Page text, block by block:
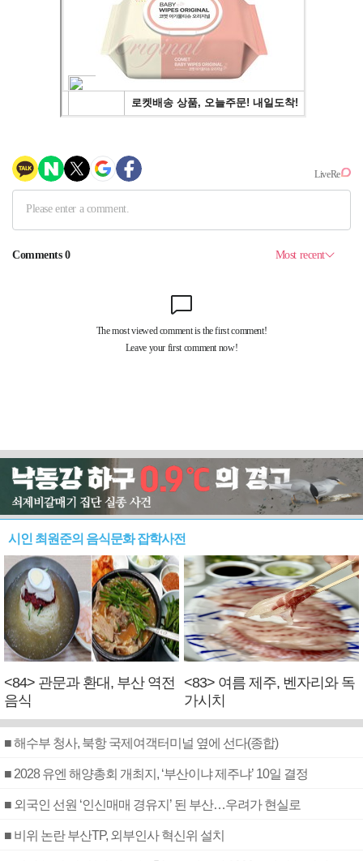
시인 최원준의 음식문화 잡학사전
<84> 관문과 환대, 부산 역전
음식
<83> 여름 제주, 벤자리와 독
가시치
■ 해수부 청사, 북항 국제여객터미널 옆에 선다(종합)
■ 2028 유엔 해양총회 개최지, ‘부산이냐 제주냐’ 10일 결정
■ 외국인 선원 ‘인신매매 경유지’ 된 부산…우려가 현실로
■ 비위 논란 부산TP, 외부인사 혁신위 설치